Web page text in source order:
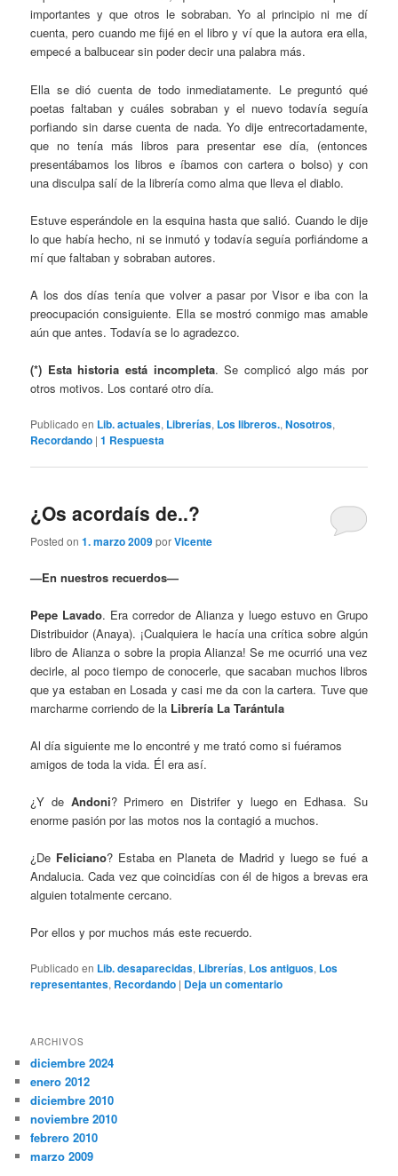
importantes y que otros le sobraban. Yo al principio ni me dí
cuenta, pero cuando me fijé en el libro y ví que la autora era ella,
empecé a balbucear sin poder decir una palabra más.
Ella se dió cuenta de todo inmediatamente. Le preguntó qué
poetas faltaban y cuáles sobraban y el nuevo todavía seguía
porfiando sin darse cuenta de nada. Yo dije entrecortadamente,
que no tenía más libros para presentar ese día, (entonces
presentábamos los libros e íbamos con cartera o bolso) y con
una disculpa salí de la librería como alma que lleva el diablo.
Estuve esperándole en la esquina hasta que salió. Cuando le dije
lo que había hecho, ni se inmutó y todavía seguía porfiándome a
mí que faltaban y sobraban autores.
A los dos días tenía que volver a pasar por Visor e iba con la
preocupación consiguiente. Ella se mostró conmigo mas amable
aún que antes. Todavía se lo agradezco.
(*) Esta historia está incompleta. Se complicó algo más por
otros motivos. Los contaré otro día.
Publicado en Lib. actuales, Librerías, Los libreros.,Nosotros,
Recordando |1 Respuesta
¿Os acordaís de..?
Posted on1. marzo 2009porVicente
—En nuestros recuerdos—
Pepe Lavado. Era corredor de Alianza y luego estuvo en Grupo
Distribuidor (Anaya). ¡Cualquiera le hacía una crítica sobre algún
libro de Alianza o sobre la propia Alianza! Se me ocurrió una vez
decirle, al poco tiempo de conocerle, que sacaban muchos libros
que ya estaban en Losada y casi me da con la cartera. Tuve que
marcharme corriendo de la Librería La Tarántula
Al día siguiente me lo encontré y me trató como si fuéramos
amigos de toda la vida. Él era así.
¿Y de Andoni? Primero en Distrifer y luego en Edhasa. Su
enorme pasión por las motos nos la contagió a muchos.
¿De Feliciano? Estaba en Planeta de Madrid y luego se fué a
Andalucia. Cada vez que coincidías con él de higos a brevas era
alguien totalmente cercano.
Por ellos y por muchos más este recuerdo.
Publicado en Lib. desaparecidas, Librerías, Los antiguos, Los
representantes, Recordando | Deja un comentario
ARCHIVOS
diciembre 2024
enero 2012
diciembre 2010
noviembre 2010
febrero 2010
marzo 2009